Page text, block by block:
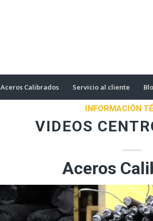
Aceros Calibrados Servicio al cliente
INFORMACIÓN
VIDEOS
Aceros